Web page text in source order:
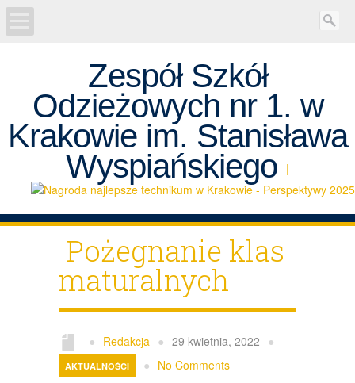
Zespół Szkół
Odzieżowych nr 1. w
Krakowie im. Stanisława
Wyspiańskiego |
AKTUALNOŚCI
REKRUTACJA
SZKOŁA
Egzaminy
UCZEŃ
Galeria
Pożegnanie klas
maturalnych
● Redakcja ● 29 kwietnia, 2022 ●
AKTUALNOŚCI ● No Comments